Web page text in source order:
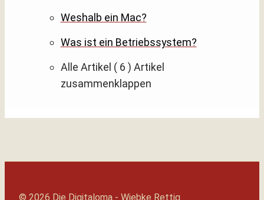
Weshalb ein Mac?
Was ist ein Betriebssystem?
Alle Artikel ( 6 ) Artikel
zusammenklappen
© 2026 Die Digitaloma - Wiebke Rettig